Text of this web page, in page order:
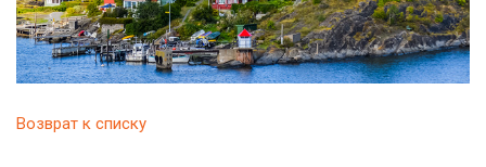
Возврат к списку